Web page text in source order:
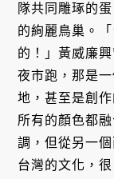
隊共同雕琢的
的絢麗鳥巢。
的！」黃威廉
夜市跑，那是
地，甚至是創
所有的顏色都
調，但從另一
台灣的文化，